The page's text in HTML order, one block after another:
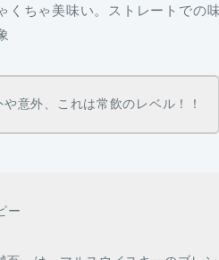
くちゃ美味い。 ストレートでの
意外、これは常飲のレベル！！
ー